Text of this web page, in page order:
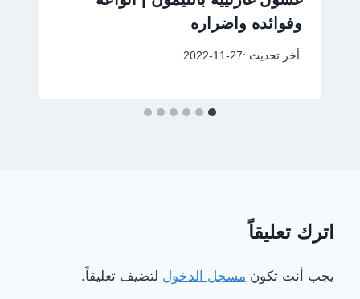
وفوائده واضراره
أخر تحديث :2022-11-27
اترك تعليقاً
يجب أنت تكون مسجل الدخول لتضيف تعليقاً.